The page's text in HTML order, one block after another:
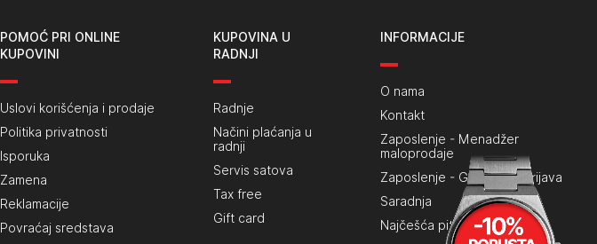
POMOĆ PRI ONLINE
KUPOVINI
Uslovi korišćenja i prodaje
Politika privatnosti
Isporuka
Zamena
Reklamacije
Povraćaj sredstava
KUPOVINA U
RADNJI
Radnje
Načini plaćanja u
radnji
Servis satova
Tax free
Gift card
INFORMACIJE
O nama
Kontakt
Zaposlenje - Menadžer
maloprodaje
Zaposlenje - Generalna prijava
Saradnja
Najčešća pitanja